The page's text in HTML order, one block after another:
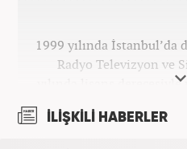
1999 yılında İstanbul’da
Radyo Televizyon ve
yılında lisans
yıl boyunca
İLİŞKİLİ HABERLER